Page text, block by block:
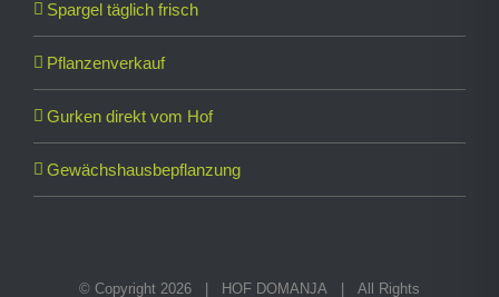
Spargel täglich frisch
Pflanzenverkauf
Gurken direkt vom Hof
Gewächshausbepflanzung
© Copyright 2026 | HOF DOMANJA | All Rights